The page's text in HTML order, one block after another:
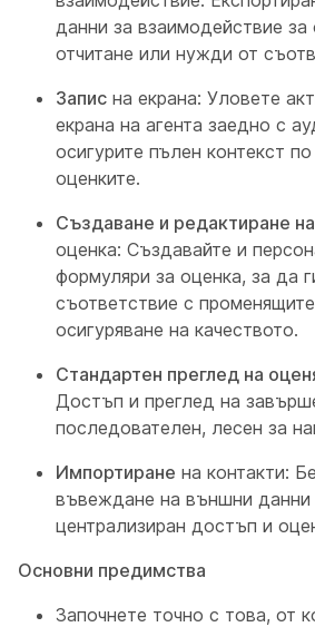
данни за взаимодействие за
отчитане или нужди от
Запис на екрана: Уловете
екрана на агента заедно с
осигурите пълен контекст
оценките.
Създаване и редактиране
оценка: Създавайте и
формуляри за оценка, за да
съответствие с
осигуряване на качеството.
Стандартен преглед на
Достъп и преглед на
последователен, лесен за
Импортиране на контакти:
въвеждане на външни данни
централизиран достъп и
Основни предимства
Започнете точно с това, от